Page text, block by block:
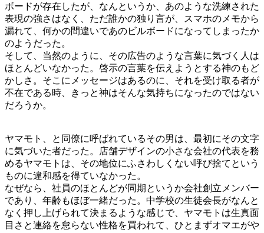
ボードが存在したが、なんというか、あのような洗練された
表現の強さはなく、ただ誰かの独り言が、スマホのメモから
漏れて、何かの間違いであのビルボードになってしまったか
のようだった。
そして、当然のように、その広告のような言葉に気づく人は
ほとんどいなかった。啓示の言葉を伝えようとする神のもど
かしさ。そこにメッセージはあるのに、それを受け取る者が
不在である時、きっと神はそんな気持ちになったのではない
だろうか。
ヤマモト、と同僚に呼ばれているその男は、最初にその文字
に気づいた者だった。店舗デザインの小さな会社の代表を務
めるヤマモトは、その地位にふさわしくない呼び捨てという
ものに違和感を得ていなかった。
なぜなら、社員のほとんどが同期というか会社創立メンバー
であり、年齢もほぼ一緒だった。中学校の生徒会長がなんと
なく押し上げられて決まるような感じで、ヤマモトは生真面
目さと連絡を怠らない性格を買われて、ひとまずオマエがや